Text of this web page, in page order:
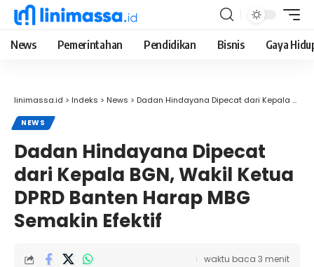
News Pemerintahan Pendidikan Bisnis Gaya
linimassa.id > Indeks > News > Dadan Hindayana Dipecat dari Kepala BGN, Wakil Ketua DPRD Banten Harap MBG Semakin Efektif
NEWS
Dadan Hindayana Dipecat
dari Kepala BGN, Wakil Ketua
DPRD Banten Harap MBG
Semakin Efektif
waktu baca 3 menit